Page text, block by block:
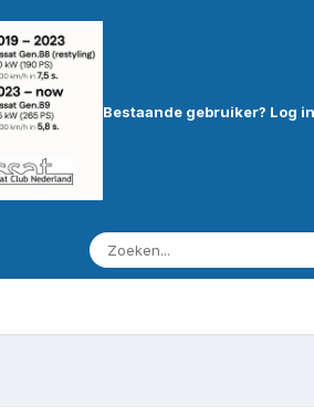
Bestaande gebruiker? Log in